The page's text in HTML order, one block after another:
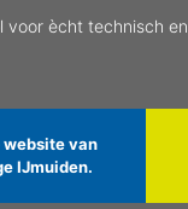
voor ècht technisch
website van
IJmuiden.